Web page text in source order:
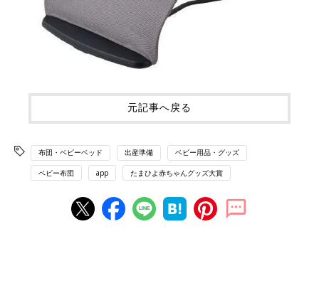
元記事へ戻る
布団・ベビーベッド 出産準備 ベビー用品・グッズ
ベビー布団 app たまひよ赤ちゃんグッズ大賞